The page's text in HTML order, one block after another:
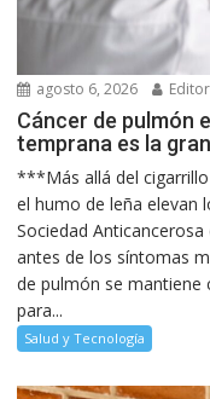
agosto 6, 2026 Editor
Cáncer de pulmón
temprana es la
***Más allá del
el humo de leña elevan
Sociedad
antes de los síntomas
de pulmón se mantiene
para...
Salud y Tecnología